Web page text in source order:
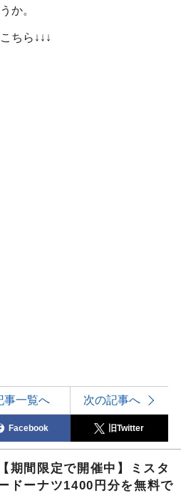
か。
ちら↓↓↓
事一覧へ 次の記事へ
Facebook 旧Twitter
【期間限定で開催中】ミスタ
ドーナツ1400円分を無料で